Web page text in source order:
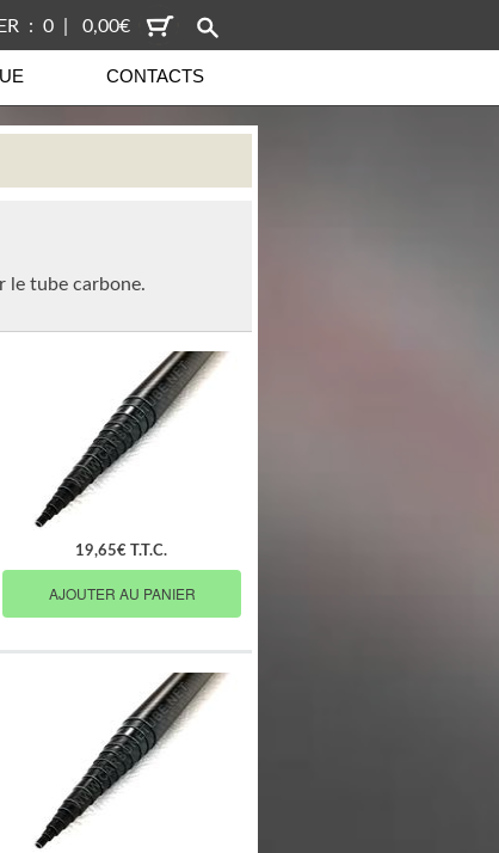
: 0 | 0,00€
CONTACTS
le tube carbone.
19,65€ T.T.C.
AJOUTER AU PANIER